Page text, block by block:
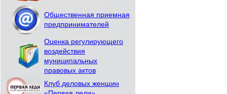
Общественная приемная
предпринимателей
Оценка регулирующего
воздействия
муниципальных
правовых актов
Клуб деловых женщин